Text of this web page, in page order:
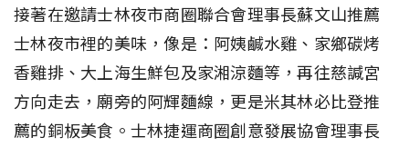
接著在邀請士林夜市商圈聯合會理事長蘇文山推薦
士林夜市裡的美味，像是：阿姨鹹水雞、家鄉碳烤
香雞排、大上海生鮮包及家湘涼麵等，再往慈諴宮
方向走去，廟旁的阿輝麵線，更是米其林必比登推
薦的銅板美食。士林捷運商圈創意發展協會理事長